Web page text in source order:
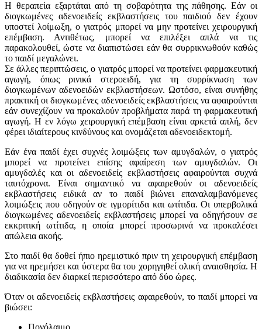
Η θεραπεία εξαρτάται από τη σοβαρότητα της πάθησης. Εάν οι
διογκωμένες αδενοειδείς εκβλαστήσεις του παιδιού δεν έχουν
υποστεί λοίμωξη, ο γιατρός μπορεί να μην προτείνει χειρουργική
επέμβαση. Αντιθέτως, μπορεί να επιλέξει απλά να τις
παρακολουθεί, ώστε να διαπιστώσει εάν θα συρρικνωθούν καθώς
το παιδί μεγαλώνει.
Σε άλλες περιπτώσεις, ο γιατρός μπορεί να προτείνει φαρμακευτική
αγωγή, όπως ρινικά στεροειδή, για τη συρρίκνωση των
διογκωμένων αδενοειδών εκβλαστήσεων. Ωστόσο, είναι συνήθης
πρακτική οι διογκωμένες αδενοειδείς εκβλαστήσεις να αφαιρούνται
εάν συνεχίζουν να προκαλούν προβλήματα παρά τη φαρμακευτική
αγωγή. Η εν λόγω χειρουργική επέμβαση είναι αρκετά απλή, δεν
φέρει ιδιαίτερους κινδύνους και ονομάζεται αδενοειδεκτομή.
Εάν ένα παιδί έχει συχνές λοιμώξεις των αμυγδαλών, ο γιατρός
μπορεί να προτείνει επίσης αφαίρεση των αμυγδαλών. Οι
αμυγδαλές και οι αδενοειδείς εκβλαστήσεις αφαιρούνται συχνά
ταυτόχρονα. Είναι σημαντικό να αφαιρεθούν οι αδενοειδείς
εκβλαστήσεις ειδικά αν το παιδί βιώνει επαναλαμβανόμενες
λοιμώξεις που οδηγούν σε ιγμορίτιδα και ωτίτιδα. Οι υπερβολικά
διογκωμένες αδενοειδείς εκβλαστήσεις μπορεί να οδηγήσουν σε
εκκριτική ωτίτιδα, η οποία μπορεί προσωρινά να προκαλέσει
απώλεια ακοής.
Στο παιδί θα δοθεί ήπιο ηρεμιστικό πριν τη χειρουργική επέμβαση
για να ηρεμήσει και ύστερα θα του χορηγηθεί ολική αναισθησία. Η
διαδικασία δεν διαρκεί περισσότερο από δύο ώρες.
Όταν οι αδενοειδείς εκβλαστήσεις αφαιρεθούν, το παιδί μπορεί να
βιώσει:
Πονόλαιμο